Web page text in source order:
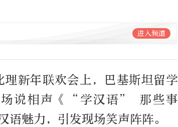
进入频道
新年联欢会上，巴基斯坦留学
场说相声《“学汉语” 那些事
魅力，引发现场笑声阵阵。